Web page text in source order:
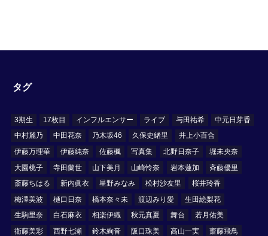
タグ
3期生 17枚目 インフルエンサー ライブ 与田祐希
中元日芽香
中村麗乃
中田花奈 乃木坂46 久保史緒里
井上小百合
伊藤万理華
伊藤純奈 佐藤楓 写真集 北野日奈子
堀未央奈
大園桃子
寺田蘭世 山下美月 山崎怜奈 岩本蓮加
斉藤優里
斎藤ちはる
新内眞衣 星野みなみ 松村沙友里
桜井玲香
梅澤美波
樋口日奈 橋本奈々未 渡辺みり愛
生田絵梨花
生駒里奈
白石麻衣 相楽伊織 秋元真夏 舞台
若月佑美
衛藤美彩
西野七瀬 鈴木絢音 阪口珠美 高山一実 齋藤飛鳥